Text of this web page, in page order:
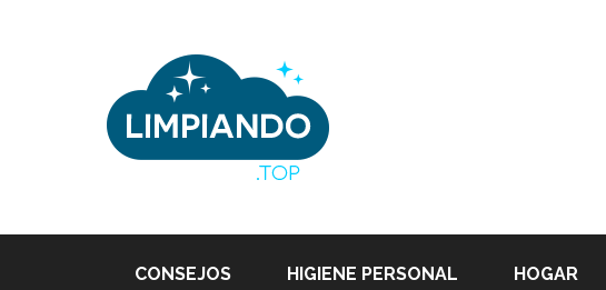
CONSEJOS HIGIENE PERSONAL HOGAR